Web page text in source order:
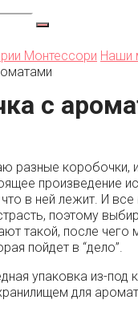
Монтессори Наши
с
разные коробочки,
произведение
в ней лежит. И
поэтому
такой, после чего
пойдет в “дело”.
упаковка из-под
для